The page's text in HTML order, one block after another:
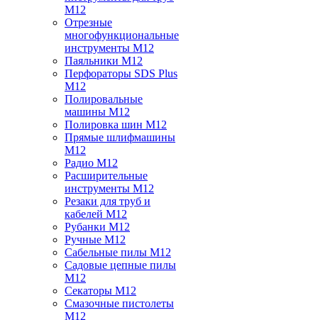
M12
Отрезные
многофункциональные
инструменты M12
Паяльники M12
Перфораторы SDS Plus
M12
Полировальные
машины M12
Полировка шин M12
Прямые шлифмашины
M12
Радио M12
Расширительные
инструменты M12
Резаки для труб и
кабелей M12
Рубанки M12
Ручные M12
Сабельные пилы M12
Садовые цепные пилы
M12
Секаторы M12
Смазочные пистолеты
M12